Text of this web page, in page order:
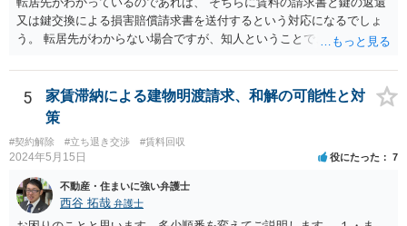
は不合理だからという考え方です。「契約条件にかかわらず」とはそ
ういう意味です。）、契約違反だから増額には応じないという理論で
いう理論になると思います。 そして、法律上、増額協議が整わない場
合、増額を正当とする判決が確定するまでは相当な賃料（※現在の賃
料）を支払えば足りる、とされています。 もし、貸主が「現在の賃料
なら受け取らない」などと言った場合は、最寄りの法務局に現在の賃
料を供託してください。賃料を支払わないと契約が解除される可能性
がありますので、注意が必要です。
又は鍵交換による損害賠償請求書を送付するという対応になるでしょ
う。 転居先がわからない場合ですが、知人ということで、連絡がつく
で、適切な対応が望めない場合は、債権回収を弁護士に依頼すること
をご検討ください。
5
家賃滞納による建物明渡請求、和解の可能性と対
策
#契約解除 #立ち退き交渉 #賃料回収
2024年5月15日 役にたった 7
不動産・住まいに強い弁護士
西谷 拓哉 弁護士